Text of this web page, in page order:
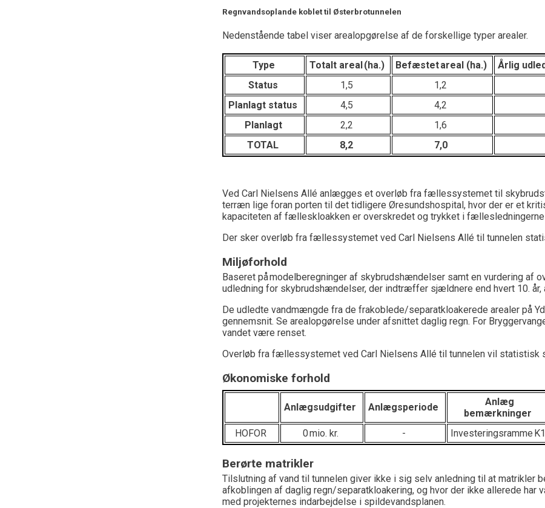
Regnvandsoplande koblet til Østerbrotunnelen
Nedenstående tabel viser arealopgørelse af de forskellige typer arealer.
Type Totalt areal (ha.) Befæstet areal (ha.)
Årlig
Status
1,5 1,2
Planlagt status
4,5 4,2
Planlagt
2,2 1,6
TOTAL
8,2 7,0
Ved Carl Nielsens Allé anlægges et overløb fra fællessystemet til
terræn lige foran porten til det tidligere Øresundshospital, hvor der er et
kapaciteten af fælleskloakken er overskredet og trykket i
Der sker overløb fra fællessystemet ved Carl Nielsens Allé til tunnelen
Miljøforhold
Baseret på modelberegninger af skybrudshændelser samt en vurdering af
udledning for skybrudshændelser, der indtræffer sjældnere end hvert 10. år,
De udledte vandmængde fra de frakoblede/separatkloakerede arealer på Yd
gennemsnit. Se arealopgørelse under afsnittet daglig regn. For
vandet være renset.
Overløb fra fællessystemet ved Carl Nielsens Allé til tunnelen vil statistisk
Økonomiske forhold
Anlægsudgifter Anlægsperiode
Anlæg
bemærkninger
HOFOR
0mio. kr. - Investeringsramme K1
Berørte matrikler
Tilslutning af vand til tunnelen giver ikke i sig selv anledning til at matrikler
afkoblingen af daglig regn/separatkloakering, og hvor der ikke allerede har
med projekternes indarbejdelse i spildevandsplanen.